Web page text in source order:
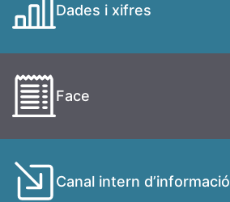
Dades i xifres
Face
Canal intern d’informació